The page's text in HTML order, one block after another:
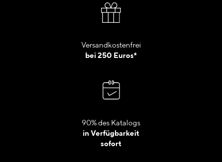
Versandkostenfrei
bei 250 Euros*
90% des Katalogs
in Verfügbarkeit
sofort